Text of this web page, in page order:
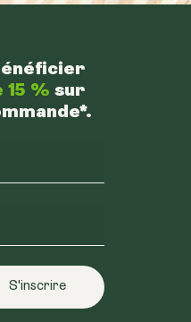
% sur
S'inscrire